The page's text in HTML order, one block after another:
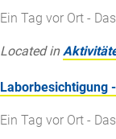
Ein Tag vor Ort -
Located in
Laborbesichtigung
Ein Tag vor Ort -